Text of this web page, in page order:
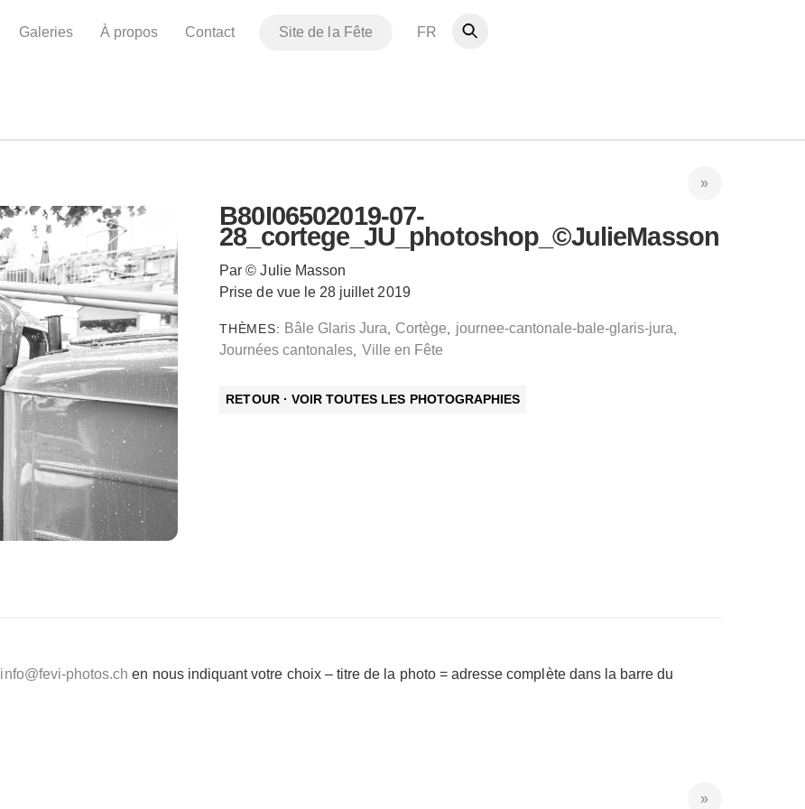
Galeries À propos Contact Site de la Fête FR
B80I06502019-07-
28_cortege_JU_photoshop_©JulieMasson
Par © Julie Masson
Prise de vue le 28 juillet 2019
THÈMES: Bâle Glaris Jura, Cortège, journee-cantonale-bale-glaris-jura,
Journées cantonales, Ville en Fête
RETOUR · VOIR TOUTES LES PHOTOGRAPHIES
info@fevi-photos.ch en nous indiquant votre choix – titre de la photo = adresse complète dans la barre du